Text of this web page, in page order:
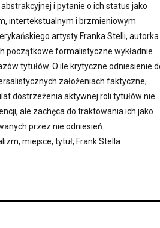
i pytanie o ich status jako
intertekstualnym i brzmieniowym
artysty Franka Stelli, autorka
początkowe formalistyczne wykładnie
tytułów. O ile krytyczne odniesienie
założeniach faktyczne,
dostrzeżenia aktywnej roli tytułów nie
ale zachęca do traktowania ich jako
przez nie odniesień.
miejsce, tytuł, Frank Stella